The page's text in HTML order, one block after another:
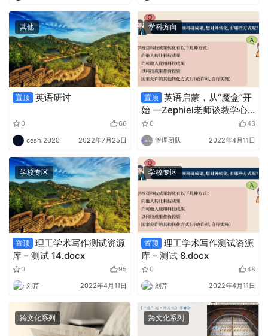
其他
置顶 英语研讨
0 66
ceshi2020 2022年7月25日
学科方向
置顶 英语启蒙，从“魔盒”开
始 —Zephiel老师谈教学心
得0 43
管理团队 2022年4月11日
学校专区
置顶 理工学术写作测试资源
库 – 测试 14.docx
0 95
刘芹 2022年4月11日
学校专区
置顶 理工学术写作测试资源
库 – 测试 8.docx
0 48
刘芹 2022年4月11日
跨文化系列 跨文化系列